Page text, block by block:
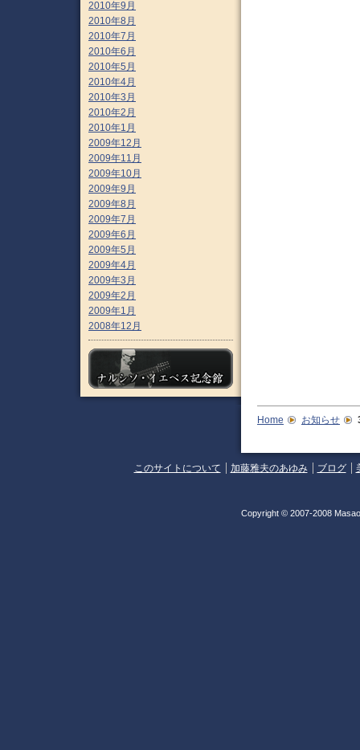
2010年9月
2010年8月
2010年7月
2010年6月
2010年5月
2010年4月
2010年3月
2010年2月
2010年1月
2009年12月
2009年11月
2009年10月
2009年9月
2009年8月
2009年7月
2009年6月
2009年5月
2009年4月
2009年3月
2009年2月
2009年1月
2008年12月
Home お知らせ
このサイトについて 加藤雅夫のあゆみ ブログ
Copyright © 2007-2008